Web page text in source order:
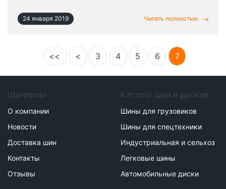
24 января 2019 Читать полностью
<< < 3 4 5 6 7
Шинпром
О компании
Новости
Доставка шин
Контакты
Отзывы
Каталог шин и дисков
Шины для грузовиков
Шины для спецтехники
Индустриальная и сельхоз
Легковые шины
Автомобильные диски